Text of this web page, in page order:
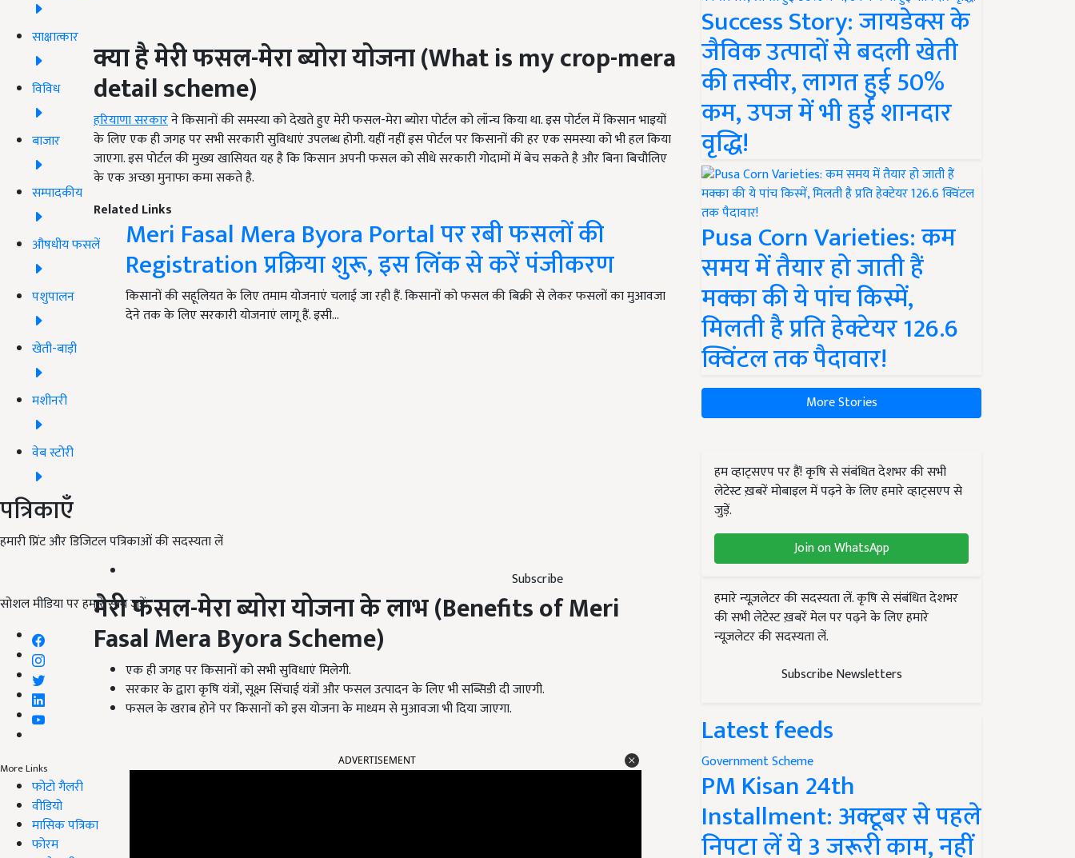
साक्षात्कार
विविध
बाजार
सम्पादकीय
औषधीय फसलें
पशुपालन
खेती-बाड़ी
मशीनरी
वेब स्टोरी
पत्रिकाएँ
हमारी प्रिंट और डिजिटल पत्रिकाओं की सदस्यता लें
Subscribe
सोशल मीडिया पर हमारे साथ जुड़ें:
More Links
फोटो गैलरी
वीडियो
मासिक पत्रिका
फोरम
क्या है मेरी फसल-मेरा ब्योरा योजना(What is my crop-mera
detail scheme)
हरियाणा सरकारने किसानों की समस्या को देखते हुए मेरी फसल-मेरा ब्योरा पोर्टल को लॉन्च किया था. इस पोर्टल में किसान भाइयों
के लिए एक ही जगह पर सभी सरकारी सुविधाएं उपलब्ध होगी. यहीं नहीं इस पोर्टल पर किसानों की हर एक समस्या को भी हल किया
जाएगा. इस पोर्टल की मुख्य खासियत यह है कि किसान अपनी फसल को सीधे सरकारी गोदामों में बेच सकते है और बिना बिचौलिए
के एक अच्छा मुनाफा कमा सकते है.
Related Links
Meri Fasal Mera Byora Portal पर रबी फसलों की
Registration प्रक्रिया शुरू, इस लिंक से करें पंजीकरण
किसानों की सहूलियत के लिए तमाम योजनाएं चलाई जा रही हैं. किसानों को फसल की बिक्री से लेकर फसलों का मुआवजा
देने तक के लिए सरकारी योजनाएं लागू हैं. इसी…
मेरी फसल-मेरा ब्योरा योजना के लाभ(Benefits of Meri
Fasal Mera Byora Scheme)
एक ही जगह पर किसानों को सभी सुविधाएं मिलेगी.
सरकार के द्वारा कृषि यंत्रों, सूक्ष्म सिंचाई यंत्रों और फसल उत्पादन के लिए भी सब्सिडी दी जाएगी.
फसल के खराब होने पर किसानों को इस योजना के माध्यम से मुआवजा भी दिया जाएगा.
Success Story: जायडेक्स के
जैविक उत्पादों से बदली खेती
की तस्वीर, लागत हुई 50%
कम, उपज में भी हुई शानदार
वृद्धि!
Pusa Corn Varieties: कम
समय में तैयार हो जाती हैं
मक्का की ये पांच किस्में,
मिलती है प्रति हेक्टेयर 126.6
क्विंटल तक पैदावार!
More Stories
हम व्हाट्सएप पर हैं! कृषि से संबंधित देशभर की सभी
लेटेस्ट ख़बरें मोबाइल में पढ़ने के लिए हमारे व्हाट्सएप से
जुड़ें.
Join on WhatsApp
हमारे न्यूज़लेटर की सदस्यता लें. कृषि से संबंधित देशभर
की सभी लेटेस्ट ख़बरें मेल पर पढ़ने के लिए हमारे
न्यूज़लेटर की सदस्यता लें.
Subscribe Newsletters
Latest feeds
Government Scheme
PM Kisan 24th
Installment: अक्टूबर से पहले
निपटा लें ये 3 जरूरी काम, नहीं